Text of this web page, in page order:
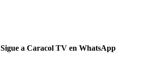
Sigue a Caracol TV en WhatsApp